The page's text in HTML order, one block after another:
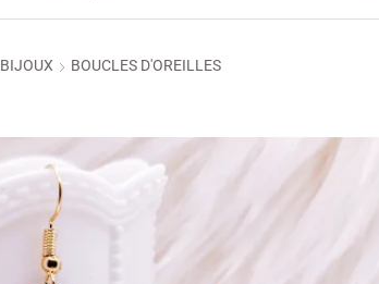
BIJOUX BOUCLES D'OREILLES